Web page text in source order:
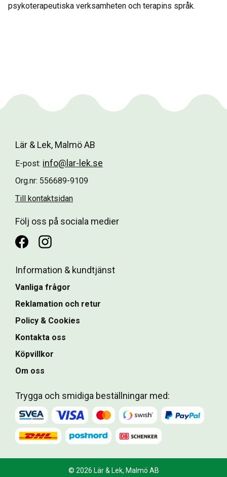
psykoterapeutiska verksamheten och terapins språk.
Lär & Lek, Malmö AB
E-post: info@lar-lek.se
Org.nr: 556689-9109
Till kontaktsidan
Följ oss på sociala medier
Information & kundtjänst
Vanliga frågor
Reklamation och retur
Policy & Cookies
Kontakta oss
Köpvillkor
Om oss
Trygga och smidiga beställningar med:
© 2026 Lär & Lek, Malmö AB